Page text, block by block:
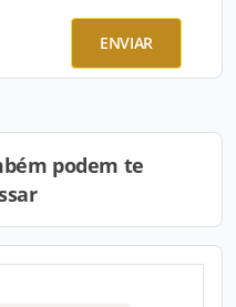
ENVIAR
podem te